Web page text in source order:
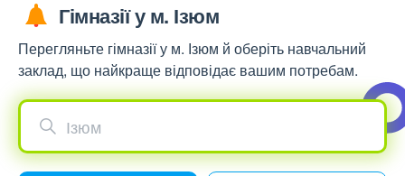
Гімназії у м. Ізюм
Перегляньте гімназії у м. Ізюм й оберіть навчальний
заклад, що найкраще відповідає вашим потребам.
Ізюм